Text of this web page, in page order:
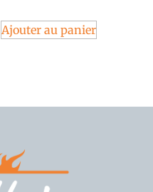
Ajouter au panier